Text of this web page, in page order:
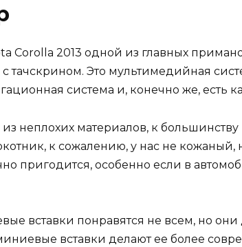
Corolla 2013 одной из главных
тачскрином. Это мультимедийная
система и, конечно же, есть
неплохих материалов, к
к сожалению, у нас не кожаный,
пригодится, особенно если в
вставки понравятся не всем, но
вставки делают ее более